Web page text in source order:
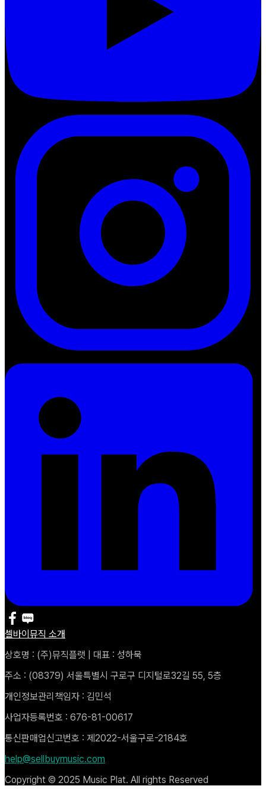
셀바이뮤직 소개
상호명 : (주)뮤직플랫 | 대표 : 성하묵
주소 : (08379) 서울특별시 구로구 디지털로32길 55, 5층
개인정보관리책임자 : 김민석
사업자등록번호 : 676-81-00617
통신판매업신고번호 : 제2022-서울구로-2184호
help@sellbuymusic.com
Copyright © 2025 Music Plat. All rights Reserved